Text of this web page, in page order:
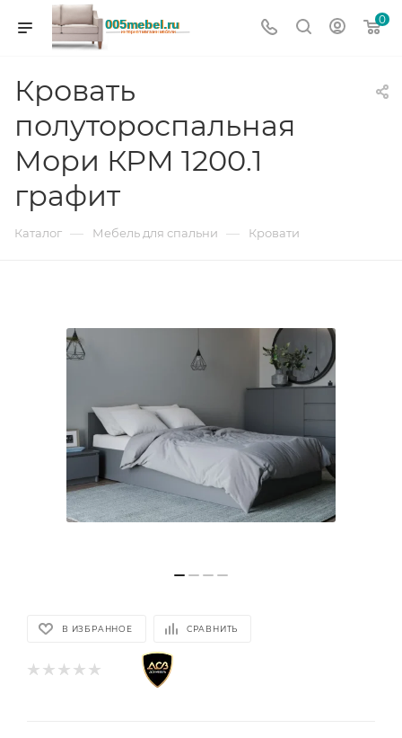
0
Кровать
полутороспальная
Мори КРМ 1200.1
графит
Каталог — Мебель для спальни — Кровати
В ИЗБРАННОЕ СРАВНИТЬ